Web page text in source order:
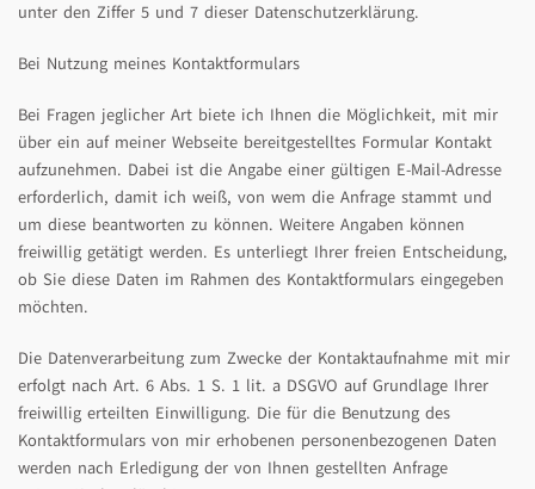
unter den Ziffer 5 und 7 dieser Datenschutzerklärung.
Bei Nutzung meines Kontaktformulars
Bei Fragen jeglicher Art biete ich Ihnen die Möglichkeit, mit mir
über ein auf meiner Webseite bereitgestelltes Formular Kontakt
aufzunehmen. Dabei ist die Angabe einer gültigen E-Mail-Adresse
erforderlich, damit ich weiß, von wem die Anfrage stammt und
um diese beantworten zu können. Weitere Angaben können
freiwillig getätigt werden. Es unterliegt Ihrer freien Entscheidung,
ob Sie diese Daten im Rahmen des Kontaktformulars eingegeben
möchten.
Die Datenverarbeitung zum Zwecke der Kontaktaufnahme mit mir
erfolgt nach Art. 6 Abs. 1 S. 1 lit. a DSGVO auf Grundlage Ihrer
freiwillig erteilten Einwilligung. Die für die Benutzung des
Kontaktformulars von mir erhobenen personenbezogenen Daten
werden nach Erledigung der von Ihnen gestellten Anfrage